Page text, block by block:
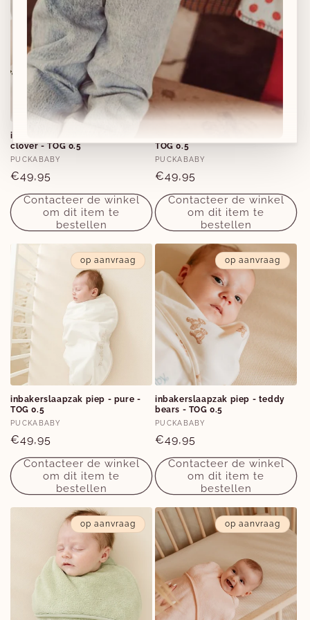
inbakerslaapzak piep - lucky
clover - TOG 0.5
Verkoper:
PUCKABABY
Normale
prijs
€49,95
Contacteer de winkel
om dit item te
bestellen
TOG 0.5
Verkoper:
PUCKABABY
Normale
prijs
€49,95
Contacteer de winkel
om dit item te
bestellen
op aanvraag
inbakerslaapzak piep - pure -
TOG 0.5
Verkoper:
PUCKABABY
Normale
prijs
€49,95
Contacteer de winkel
om dit item te
bestellen
op aanvraag
inbakerslaapzak piep - teddy
bears - TOG 0.5
Verkoper:
PUCKABABY
Normale
prijs
€49,95
Contacteer de winkel
om dit item te
bestellen
op aanvraag op aanvraag
Nieuwe collecties!
Nieuwe herfst-winter collecties in ons clubje &
nu ookonline!
FacebookInstagram